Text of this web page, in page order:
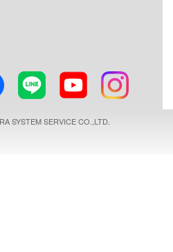
SYSTEM SERVICE CO.,LTD.